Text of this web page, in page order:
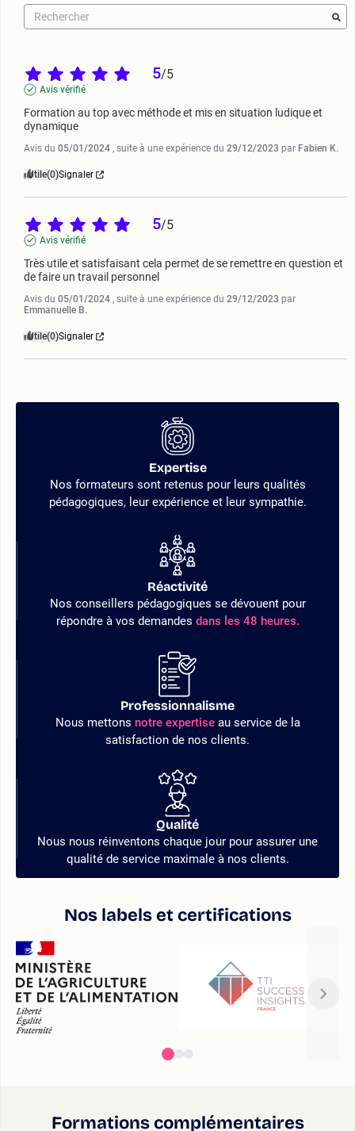
5/5
Avis vérifié
Formation au top avec méthode et mis en situation ludique et
dynamique
Avis du 05/01/2024 , suite à une expérience du 29/12/2023 par Fabien K.
Utile(0)Signaler
5/5
Avis vérifié
Très utile et satisfaisant cela permet de se remettre en question et
de faire un travail personnel
Avis du 05/01/2024 , suite à une expérience du 29/12/2023 par
Emmanuelle B.
Utile(0)Signaler
Expertise
Nos formateurs sont retenus pour leurs qualités
pédagogiques, leur expérience et leur sympathie.
Réactivité
Nos conseillers pédagogiques se dévouent pour
répondre à vos demandes dans les 48 heures.
Professionnalisme
Nous mettons notre expertiseau service de la
satisfaction de nos clients.
Qualité
Nous nous réinventons chaque jour pour assurer une
qualité de service maximale à nos clients.
Nos labels et certifications
Formations complémentaires